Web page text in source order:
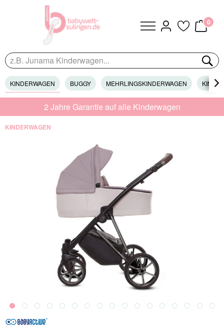
0
KINDERWAGEN BUGGY MEHRLINGSKINDERWAGEN 
2 Jahre Garantie auf alle Kinderwagen
KINDERWAGEN